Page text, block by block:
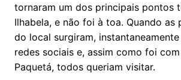
tornaram um dos principais pontos
Ilhabela, e não foi à toa. Quando as
do local surgiram,
redes sociais e, assim como foi
Paquetá, todos queriam visitar.